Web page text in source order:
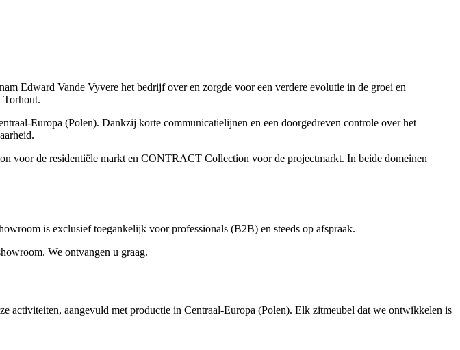
Edward Vande Vyvere het bedrijf over en zorgde voor een verdere evolutie in de groei en
Torhout.
(Polen). Dankzij korte communicatielijnen en een doorgedreven controle over het
voor de residentiële markt en CONTRACT Collection voor de projectmarkt. In beide domeinen
is exclusief toegankelijk voor professionals (B2B) en steeds op afspraak.
We ontvangen u graag.
aangevuld met productie in Centraal‑Europa (Polen). Elk zitmeubel dat we ontwikkelen is